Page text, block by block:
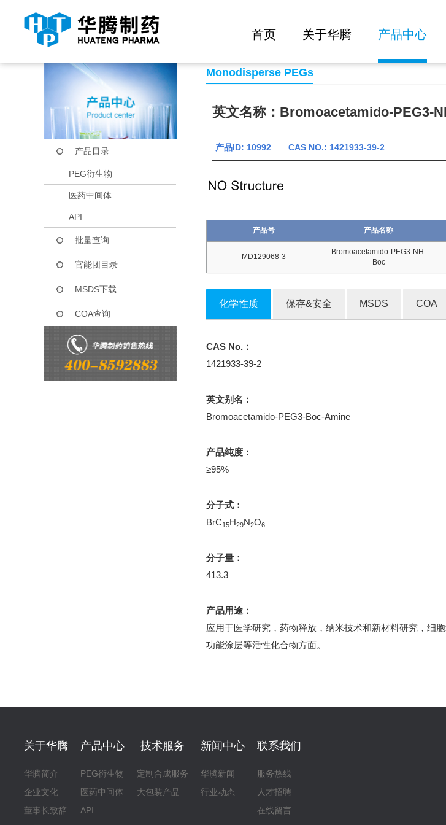
首页 关于华腾 产品中心
当前位置： 首页 产品中心 Bromoacetamido-PEG3-NH-Boc
产品目录
PEG衍生物
医药中间体
API
批量查询
官能团目录
MSDS下载
COA查询
Monodisperse PEGs
英文名称：Bromoacetamido-PEG3-
产品ID: 10992 CAS NO.: 1421933-39-2
产品号 产品名称
MD129068-3
Bromoacetamido-PEG3-NH-
Boc
化学性质 保存&安全 MSDS COA
CAS No.：
1421933-39-2
英文别名：
Bromoacetamido-PEG3-Boc-Amine
产品纯度：
≥95%
分子式：
BrC15H29N2O6
分子量：
413.3
产品用途：
应用于医学研究，药物释放，纳米技术和新材料研究，细
功能涂层等活性化合物方面。
关于华腾
华腾简介
企业文化
董事长致辞
产品中心
PEG衍生物
医药中间体
API
技术服务
定制合成服务
大包装产品
新闻中心
华腾新闻
行业动态
联系我们
服务热线
人才招聘
在线留言